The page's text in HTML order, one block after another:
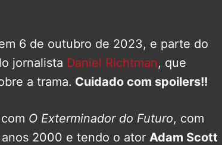
6 de outubro de 2023, e parte do
jornalista Daniel Richtman, que
a trama. Cuidado com spoilers!!
O Exterminador do Futuro, com
2000 e tendo o ator Adam Scott